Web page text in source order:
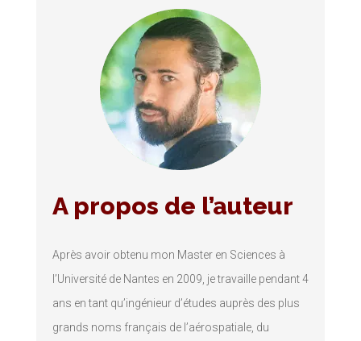
A propos de l’auteur
Après avoir obtenu mon Master en Sciences à
l’Université de Nantes en 2009, je travaille pendant 4
ans en tant qu’ingénieur d’études auprès des plus
grands noms français de l’aérospatiale, du